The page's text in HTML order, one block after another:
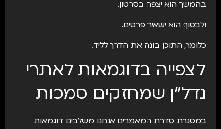
בהמשך הוא יצפה בסרטון.
ולבסוף הוא ישאיר פרטים.
כלומר, התוכן בונה את הדרך לליד.
לצפייה בדוגמאות לאתרי
נדל״ן שמחזקים סמכות
במסגרת סדרת המאמרים אנחנו משלבים דוגמאות